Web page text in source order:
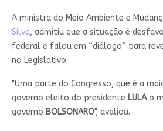
A ministra do Meio Ambiente e
Silva, admitiu que a situação é
federal e falou em “diálogo” para
no Legislativo.
"Uma parte do Congresso, que é a
governo eleito do presidente LULAo
governo BOLSONARO", avaliou.